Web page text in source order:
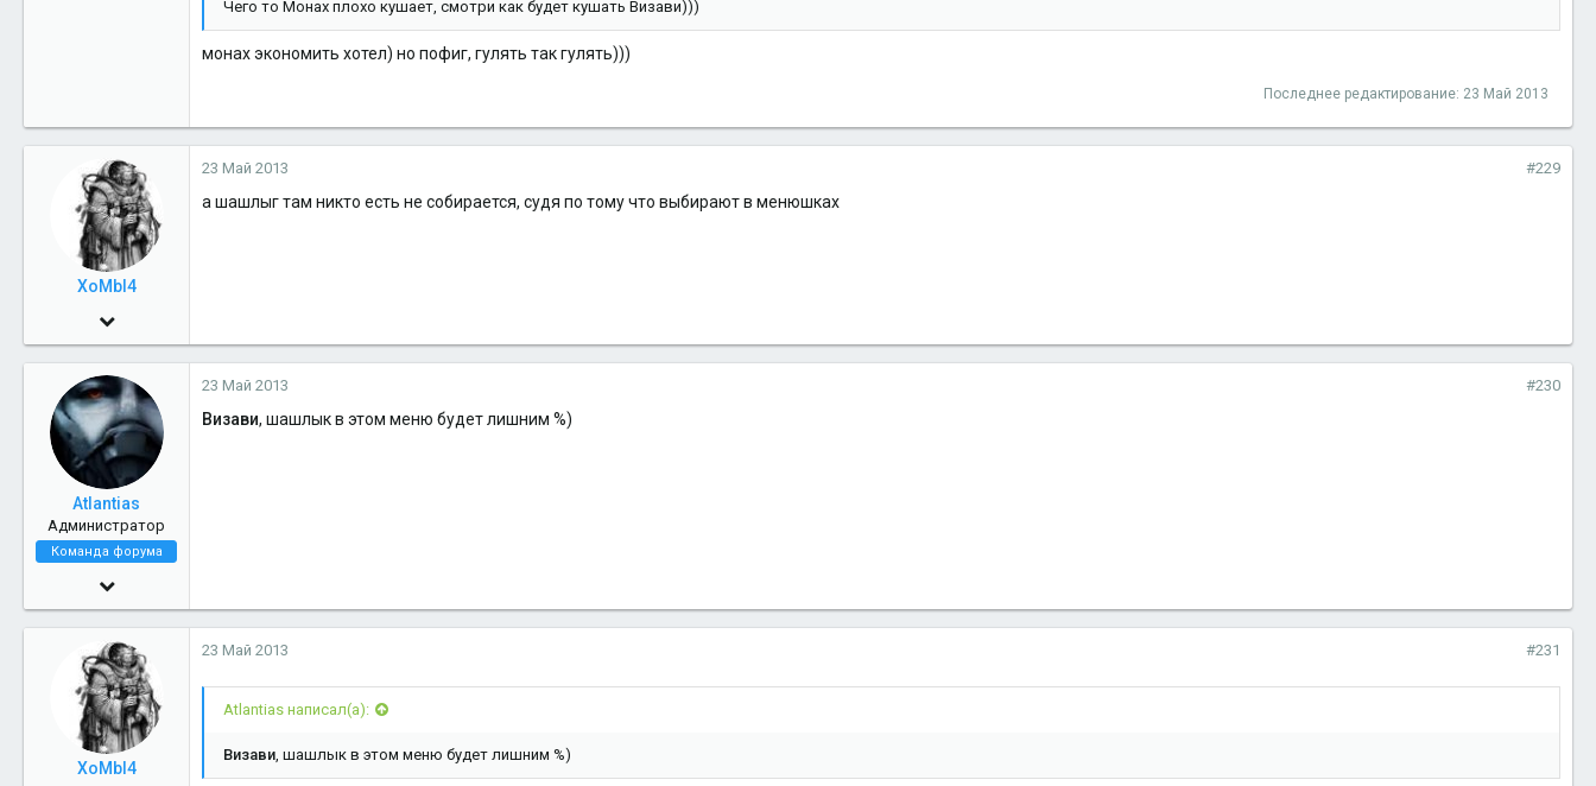
Чего то Монах плохо кушает, смотри как будет кушать Визави)))
монах экономить хотел) но пофиг, гулять так гулять)))
Последнее редактирование: 23 Май 2013
XoMbl4
9 Июн 2009
13,412
38
23 Май 2013 #229
а шашлыг там никто есть не собирается, судя по тому что выбирают в менюшках
Atlantias
Администратор
Команда форума
29 Июл 2005
14,161
Cerberon
23 Май 2013 #230
Визави, шашлык в этом меню будет лишним %)
XoMbl4
23 Май 2013 #231
Atlantias написал(а):
Визави , шашлык в этом меню будет лишним %)